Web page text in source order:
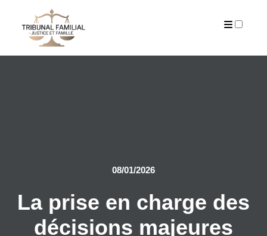
08/01/2026
La prise en charge des
décisions majeures